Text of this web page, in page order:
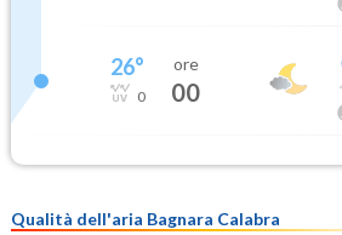
26°
0
ore
00
Qualità dell'aria Bagnara Calabra